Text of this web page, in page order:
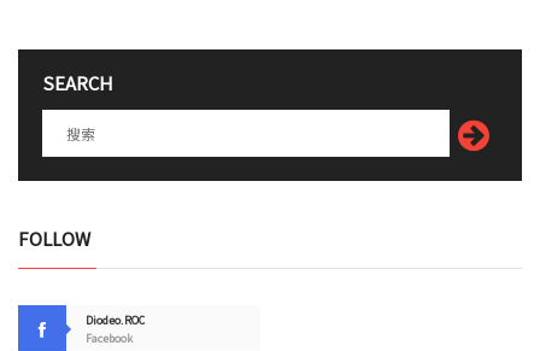
SEARCH
FOLLOW
Diodeo.ROC
Facebook